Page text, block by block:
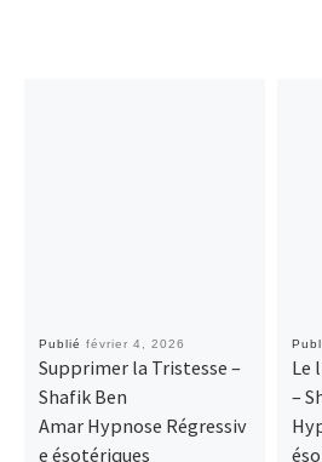
Publié février 4, 2026
Supprimer la Tristesse –
Shafik Ben
Amar Hypnose Régressiv
e ésotériques
Le
–